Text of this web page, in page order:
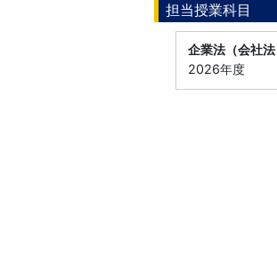
担当授業科目
企業法（会社
2026年度